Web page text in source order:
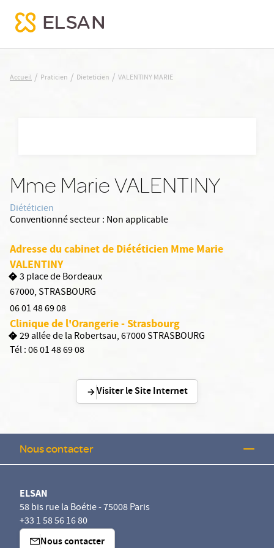
VALENTINY MARIE
Accueil / Praticien / Dieteticien / VALENTINY MARIE
Mme Marie VALENTINY
Diététicien
Conventionné secteur : Non applicable
Adresse du cabinet de Diététicien Mme Marie
VALENTINY
3 place de Bordeaux
67000,STRASBOURG
06 01 48 69 08
Clinique de l'Orangerie - Strasbourg
29 allée de la Robertsau, 67000 STRASBOURG
Tél :06 01 48 69 08
Visiter le Site Internet
Nous contacter
ELSAN
58 bis rue la Boétie - 75008 Paris
+33 1 58 56 16 80
Nous contacter